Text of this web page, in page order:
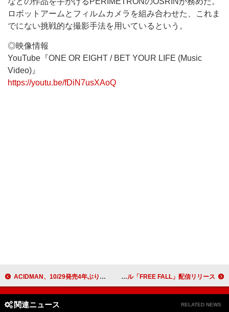
ロボットアームとフィルムカメラを組み合わせた、これま
でにない挑戦的な撮影手法を用いているという。
◎映像情報
YouTube『ONE OR EIGHT / BET YOUR LIFE (Music
Video)』
https://youtu.be/fDiN7usXAoQ
ACIDMAN、10/29発売4年ぶりニューAL『光学』 よりリード曲「feel every love」MV公開 coldrain、10/24リリースニューEP『OPTIMIZE』から先行シングル「FREE FALL」配信リリース
関連ニュース RELATED NEWS